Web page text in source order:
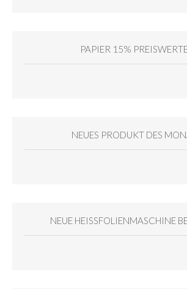
PAPIER 15%
NEUES PRODUKT DES
NEUE HEISSFOLIENMASCHINE